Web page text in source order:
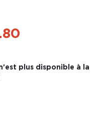
plus disponible à la